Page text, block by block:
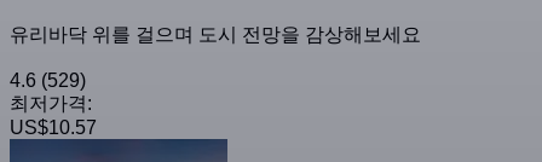
유리바닥 위를 걸으며 도시 전망을 감상해보세요
4.6 (529)
최저가격:
US$10.57